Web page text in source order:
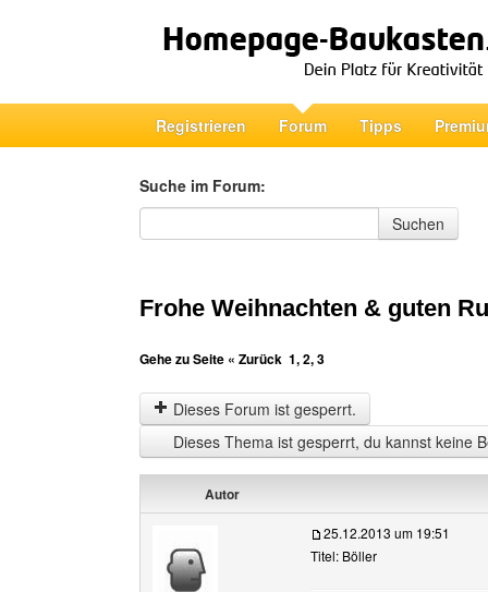
Registrieren Forum Tipps
Suche im Forum:
Suche im Forum
Suchen
Frohe Weihnachten & guten
Gehe zu Seite « Zurück 1,2,3
Dieses Forum ist gesperrt.
Dieses Thema ist gesperrt, du kannst keine
Autor
25.12.2013 um 19:51
Titel: Böller